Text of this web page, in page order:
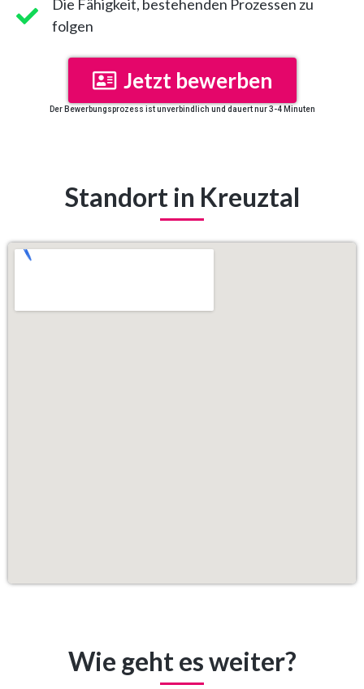
Die Fähigkeit, bestehenden Prozessen zu
folgen
Jetzt bewerben
Der Bewerbungsprozess ist unverbindlich und dauert nur 3-4 Minuten
Standort in Kreuztal
Wie geht es weiter?